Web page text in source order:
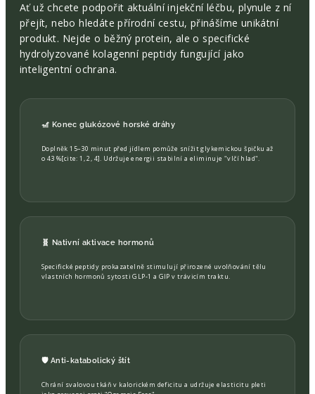
Ať už chcete podpořit aktuální injekční léčbu, plynule z ní
přejít, nebo hledáte přírodní cestu, přinášíme unikátní
produkt. Nejde o běžný protein, ale o specifické
hydrolyzované kolagenní peptidy fungující jako
inteligentní ochrana.
🎢 Konec glukózové horské dráhy
Doplněk 15–30 minut před jídlem pomůže snížit glykemickou špičku až
o 43 %[cite: 1, 2, 4]. Udržuje energii stabilní a eliminuje "vlčí hlad".
🧬 Nativní aktivace hormonů
Specifické peptidy prokazatelně stimulují přirozené uvolňování tělu
vlastních hormonů sytosti GLP-1 a GIP v trávicím traktu.
🛡️ Anti-katabolický štít
Chrání svalovou tkáň v kalorickém deficitu a udržuje elasticitu pleti